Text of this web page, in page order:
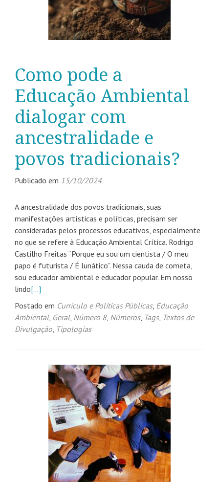
Como pode a
Educação Ambiental
dialogar com
ancestralidade e
povos tradicionais?
Publicado em 15/10/2024
A ancestralidade dos povos tradicionais, suas
manifestações artísticas e políticas, precisam ser
consideradas pelos processos educativos, especialmente
no que se refere à Educação Ambiental Crítica. Rodrigo
Castilho Freitas “Porque eu sou um cientista / O meu
papo é futurista / É lunático”. Nessa cauda de cometa,
sou educador ambiental e educador popular. Em nosso
lindo[…]
Postado em Currículo e Políticas Públicas, Educação
Ambiental, Geral, Número 8, Números, Tags, Textos de
Divulgação, Tipologias